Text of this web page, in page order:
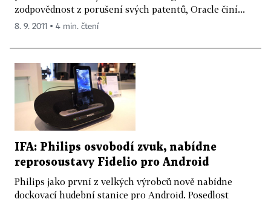
zodpovědnost z porušení svých patentů, Oracle činí...
8. 9. 2011 ▪ 4 min. čtení
IFA: Philips osvobodí zvuk, nabídne
reprosoustavy Fidelio pro Android
Philips jako první z velkých výrobců nově nabídne
dockovací hudební stanice pro Android. Posedlost